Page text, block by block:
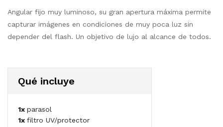
Angular fijo muy luminoso, su gran apertura máxima permite
capturar imágenes en condiciones de muy poca luz sin
depender del flash. Un objetivo de lujo al alcance de todos.
Qué incluye
1x parasol
1x filtro UV/protector